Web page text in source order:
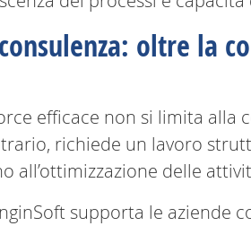
oltre la
efficace non si limita alla
richiede un lavoro
all’ottimizzazione delle
supporta le aziende